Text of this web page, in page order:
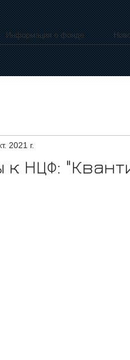
Информация о фонде
к НЦФ:
2021 г.